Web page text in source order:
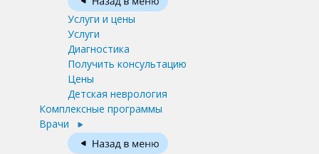
Услуги и цены
Услуги
Диагностика
Получить консультацию
Цены
Детская неврология
Комплексные программы
Врачи